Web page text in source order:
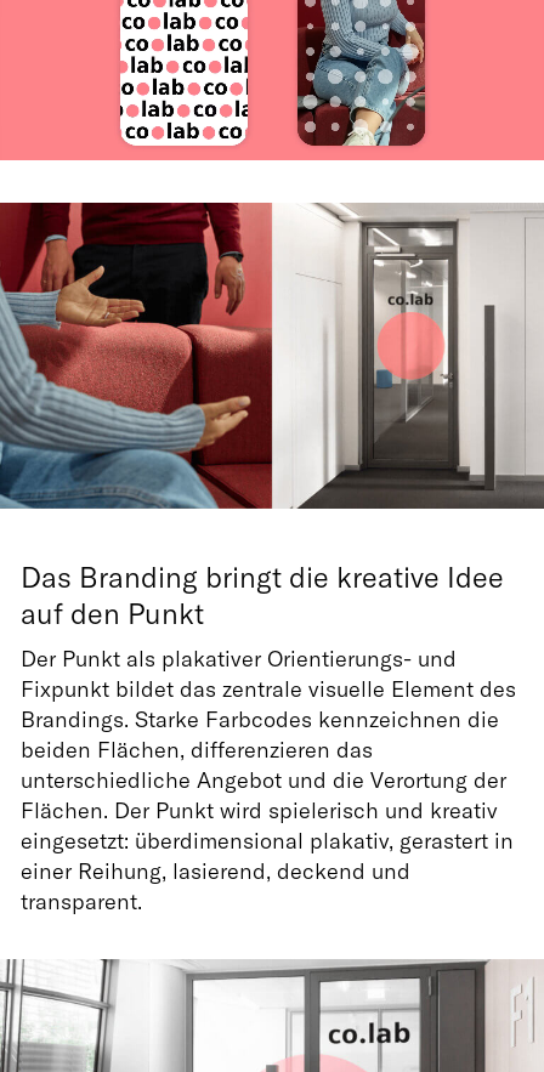
Das Branding bringt die kreative Idee
auf den Punkt
Der Punkt als plakativer Orientierungs- und
Fixpunkt bildet das zentrale visuelle Element des
Brandings. Starke Farbcodes kennzeichnen die
beiden Flächen, differenzieren das
unterschiedliche Angebot und die Verortung der
Flächen. Der Punkt wird spielerisch und kreativ
eingesetzt: überdimensional plakativ, gerastert in
einer Reihung, lasierend, deckend und
transparent.